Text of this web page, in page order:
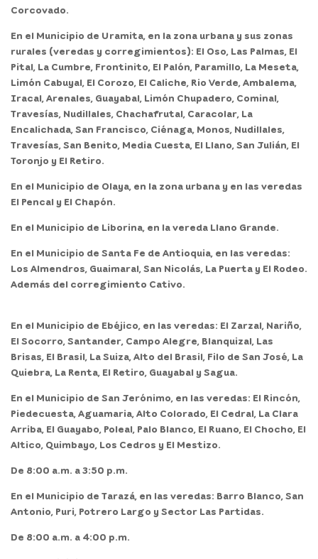
Corcovado.
En el Municipio de Uramita, en la zona urbana y sus zonas
rurales (veredas y corregimientos): El Oso, Las Palmas, El
Pital, La Cumbre, Frontinito, El Palón, Paramillo, La Meseta,
Limón Cabuyal, El Corozo, El Caliche, Rio Verde, Ambalema,
Iracal, Arenales, Guayabal, Limón Chupadero, Cominal,
Travesías, Nudillales, Chachafrutal, Caracolar, La
Encalichada, San Francisco, Ciénaga, Monos, Nudillales,
Travesías, San Benito, Media Cuesta, El Llano, San Julián, El
Toronjo y El Retiro.
En el Municipio de Olaya, en la zona urbana y en las veredas
El Pencal y El Chapón.
En el Municipio de Liborina, en la vereda Llano Grande.
En el Municipio de Santa Fe de Antioquia, en las veredas:
Los Almendros, Guaimaral, San Nicolás, La Puerta y El Rodeo.
Además del corregimiento Cativo.
En el Municipio de Ebéjico, en las veredas: El Zarzal, Nariño,
El Socorro, Santander, Campo Alegre, Blanquizal, Las
Brisas, El Brasil, La Suiza, Alto del Brasil, Filo de San José, La
Quiebra, La Renta, El Retiro, Guayabal y Sagua.
En el Municipio de San Jerónimo, en las veredas: El Rincón,
Piedecuesta, Aguamaria, Alto Colorado, El Cedral, La Clara
Arriba, El Guayabo, Poleal, Palo Blanco, El Ruano, El Chocho, El
Altico, Quimbayo, Los Cedros y El Mestizo.
De 8:00 a.m. a 3:50 p.m.
En el Municipio de Tarazá, en las veredas: Barro Blanco, San
Antonio, Puri, Potrero Largo y Sector Las Partidas.
De 8:00 a.m. a 4:00 p.m.